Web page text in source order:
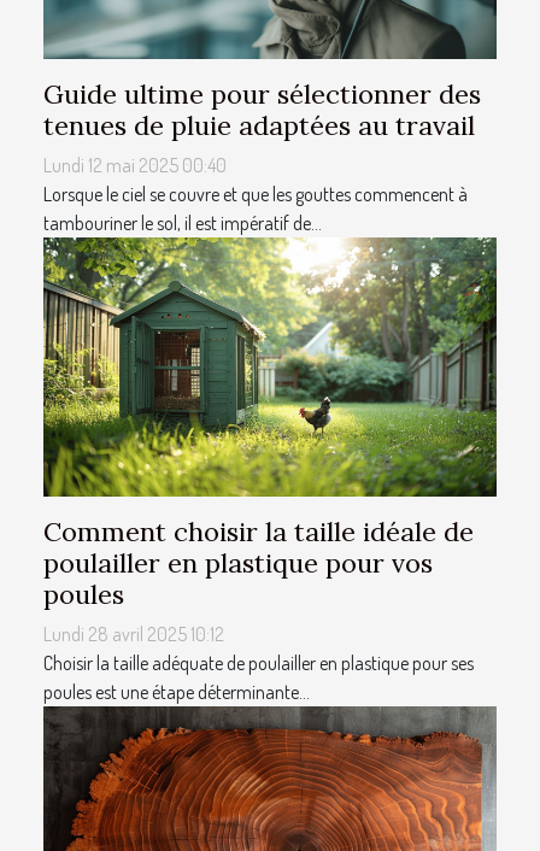
Guide ultime pour sélectionner des
tenues de pluie adaptées au travail
Lundi 12 mai 2025 00:40
Lorsque le ciel se couvre et que les gouttes commencent à
tambouriner le sol, il est impératif de...
Comment choisir la taille idéale de
poulailler en plastique pour vos
poules
Lundi 28 avril 2025 10:12
Choisir la taille adéquate de poulailler en plastique pour ses
poules est une étape déterminante...